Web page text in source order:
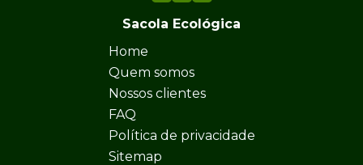
Sacola Ecológica
Home
Quem somos
Nossos clientes
FAQ
Política de privacidade
Sitemap